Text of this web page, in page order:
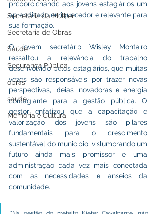
Secretaria da Mulher
Secretaria de Obras
Saúde
Segurança Pública
obras
saude
Memória e Cultura
proporcionando aos jovens estagiários um
aprendizado enriquecedor e relevante para
sua formação.
O jovem secretário Wisley Monteiro
ressaltou a relevância do trabalho
desenvolvido pelos estagiários, que muitas
vezes são responsáveis por trazer novas
perspectivas, ideias inovadoras e energia
contagiante para a gestão pública. O
gestor enfatizou que a capacitação e
valorização dos jovens são pilares
fundamentais para o crescimento
sustentável do município, vislumbrando um
futuro ainda mais promissor e uma
administração cada vez mais conectada
com as necessidades e anseios da
comunidade.